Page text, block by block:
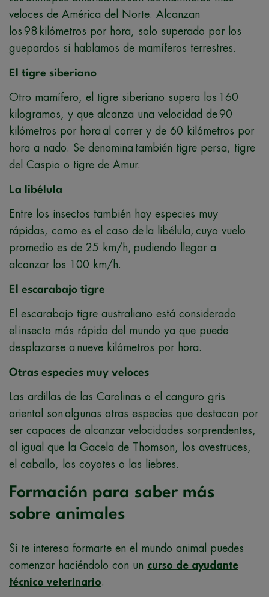
veloces de América del Norte. Alcanzan
los 98 kilómetros por hora, solo superado por los
guepardos si hablamos de mamíferos terrestres.
El tigre siberiano
Otro mamífero, el tigre siberiano supera los 160
kilogramos, y que alcanza una velocidad de 90
kilómetros por hora al correr y de 60 kilómetros por
hora a nado. Se denomina también tigre persa, tigre
del Caspio o tigre de Amur.
La libélula
Entre los insectos también hay especies muy
rápidas, como es el caso de la libélula, cuyo vuelo
promedio es de 25 km/h, pudiendo llegar a
alcanzar los 100 km/h.
El escarabajo tigre
El escarabajo tigre australiano está considerado
el insecto más rápido del mundo ya que puede
desplazarse a nueve kilómetros por hora.
Otras especies muy veloces
Las ardillas de las Carolinas o el canguro gris
oriental son algunas otras especies que destacan por
ser capaces de alcanzar velocidades sorprendentes,
al igual que la Gacela de Thomson, los avestruces,
el caballo, los coyotes o las liebres.
Formación para saber más
sobre animales
Si te interesa formarte en el mundo animal puedes
comenzar haciéndolo con un curso de ayudante
técnico veterinario.